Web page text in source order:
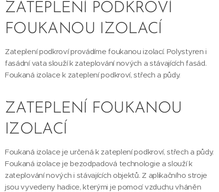
ZATEPLENÍ PODKROVÍ
FOUKANOU IZOLACÍ
Zateplení podkroví provádíme foukanou izolací. Polystyren i
fasádní vata slouží k zateplování nových a stávajících fasád.
Foukaná izolace k zateplení podkroví, střech a půdy.
ZATEPLENÍ FOUKANOU
IZOLACÍ
Foukaná izolace je určená k zateplení podkroví, střech a půdy.
Foukaná izolace je bezodpadová technologie a slouží k
zateplování nových i stávajících objektů. Z aplikačního stroje
jsou vyvedeny hadice, kterými je pomocí vzduchu vháněn